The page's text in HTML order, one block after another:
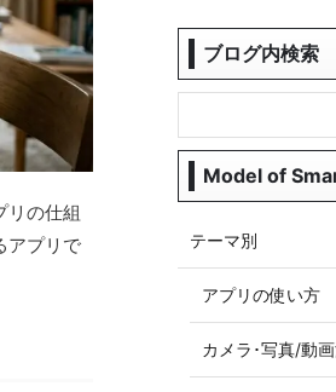
リの仕組
アプリで
ブログ内検索
Model of
テーマ別
アプリの使い方
カメラ･写真/動